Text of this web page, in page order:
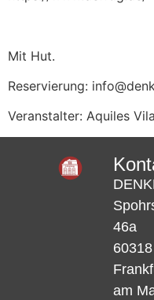
Mit Hut.
Reservierung:
Veranstalter: Aquiles
46a
60318
am